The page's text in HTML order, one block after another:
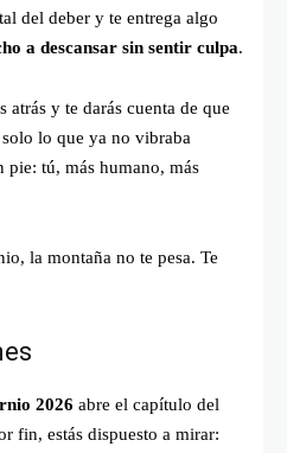
del deber y te entrega algo
a descansar sin sentir culpa.
atrás y te darás cuenta de que
lo que ya no vibraba
pie: tú, más humano, más
la montaña no te pesa. Te
2026 abre el capítulo del
fin, estás dispuesto a mirar: